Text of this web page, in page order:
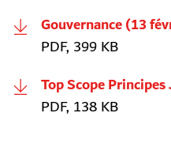
Gouvernance (13
PDF, 399 KB
Top Scope
PDF, 138 KB